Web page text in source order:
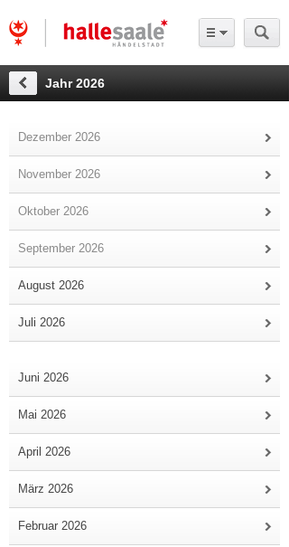
Jahr 2026
Dezember 2026
November 2026
Oktober 2026
September 2026
August 2026
Juli 2026
Juni 2026
Mai 2026
April 2026
März 2026
Februar 2026